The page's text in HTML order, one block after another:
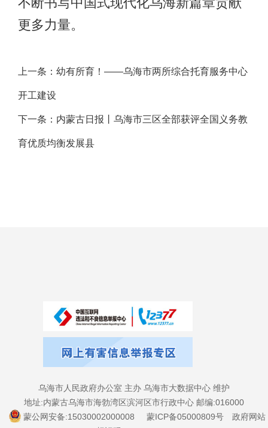
更多力量。
上一条： 幼有所育！——乌海市两所综合托育服务中心
开工建设
下一条： 内蒙古日报丨乌海市三区全部获评全国义务教
育优质均衡发展县
乌海市人民政府办公室 主办 乌海市大数据中心 维护
地址:内蒙古乌海市海勃湾区滨河区市行政中心 邮编:016000
蒙公网安备:15030002000008
蒙ICP备05000809号
政府网站